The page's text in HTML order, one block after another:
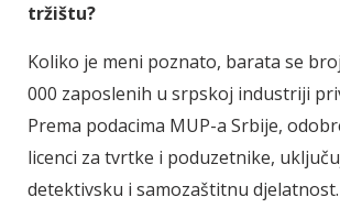
tržištu?
Koliko je meni poznato, barata se
000 zaposlenih u srpskoj industriji
Prema podacima MUP-a Srbije,
licenci za tvrtke i poduzetnike,
detektivsku i samozaštitnu